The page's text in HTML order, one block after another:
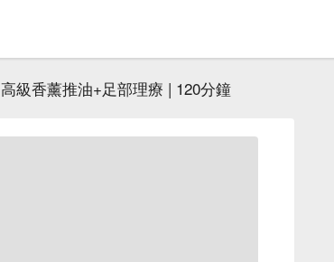
高級香薰推油+足部理療 | 120分鐘